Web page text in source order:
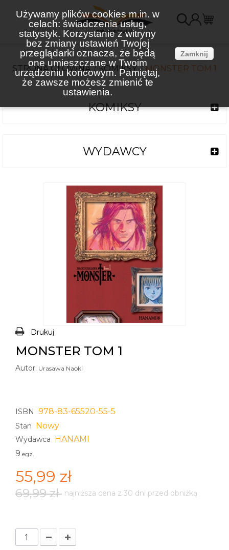
Używamy plików cookies m.in. w
celach: świadczenia usług,
statystyk. Korzystanie z witryny
bez zmiany ustawień Twojej
przeglądarki oznacza, że będą
one umieszczane w Twoim
urządzeniu końcowym. Pamiętaj,
że zawsze możesz zmienić te
ustawienia.
Zamknij
STRONA GŁÓWNA KOMIKSY MONSTER TOM 1
KOMIKSY
WYDAWCY
Drukuj
MONSTER TOM 1
Autor: Urasawa Naoki
ISBN 978-83-65520-55-5
Stan Nowy
Wydawca HANAMI
9 egz.
55,99 zł
69,99 zł najniższa cena z 30 dni przed obniżką